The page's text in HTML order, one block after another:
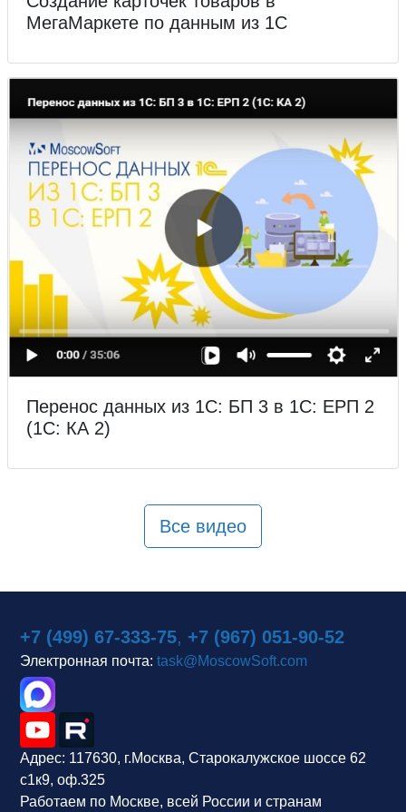
МегаМаркете по данным из 1С
Перенос данных из 1С: БП 3 в 1С: ЕРП 2
(1С: КА 2)
Все видео
+7 (499) 67-333-75, +7 (967) 051-90-52
Электронная почта: task@MoscowSoft.com
Адрес: 117630, г.Москва, Старокалужское шоссе 62
с1к9, оф.325
Работаем по Москве, всей России и странам